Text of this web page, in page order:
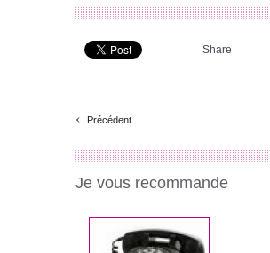
Share
‹ Précédent
Je vous recommande